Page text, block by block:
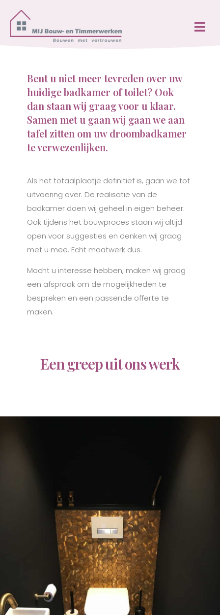
Bent u niet meer tevreden over uw
huidige badkamer of toilet? Ook
dan staan wij graag voor u klaar.
Samen met u gaan wij gaan we aan
tafel zitten om uw droombadkamer
te verwezenlijken.
Als het totaalplaatje definitief is, gaan we tot
uitvoering over. De realisatie van de
badkamer doen wij geheel in eigen beheer.
Ook tijdens het bouwproces staan wij altijd
open voor suggesties en denken wij graag
met u mee. Echt maatwerk dus.
Mocht u interesse hebben, maken wij graag
een afspraak om de mogelijkheden te
bespreken en een passende offerte te
maken.
Een greep uit ons werk